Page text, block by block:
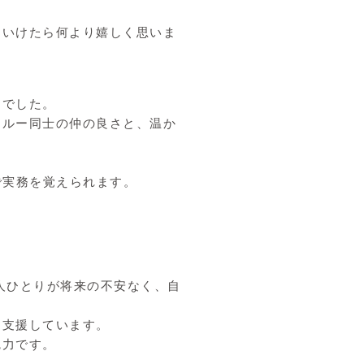
けたら何より嬉しく思いま
した。
ー同士の仲の良さと、温か
務を覚えられます。
とりが将来の不安なく、自
援しています。
です。